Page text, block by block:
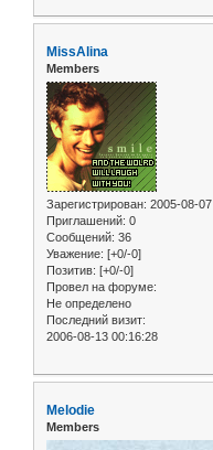
MissAlina
Members
Зарегистрирован: 2005-08-07
Приглашений: 0
Сообщений: 36
Уважение: [+0/-0]
Позитив: [+0/-0]
Провел на форуме:
Не определено
Последний визит:
2006-08-13 00:16:28
Melodie
Members